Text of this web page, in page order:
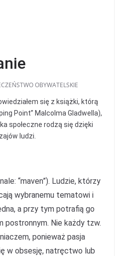
OBYWATELSKIE
się z książki, którą
Point” Malcolma Gladwella),
społeczne rodzą się dzięki
ludzi.
“maven”). Ludzie, którzy
wybranemu tematowi i
a przy tym potrafią go
postronnym. Nie każdy tzw.
ponieważ pasja
w obsesję, natręctwo lub